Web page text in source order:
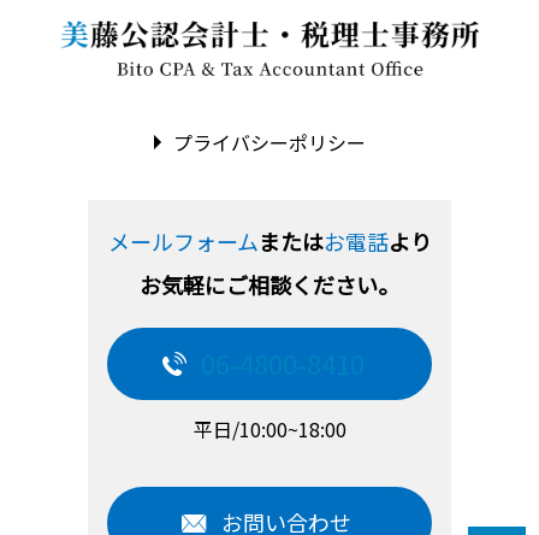
プライバシーポリシー
メールフォームまたはお電話より
お気軽にご相談ください。
平日/10:00~18:00
お問い合わせ